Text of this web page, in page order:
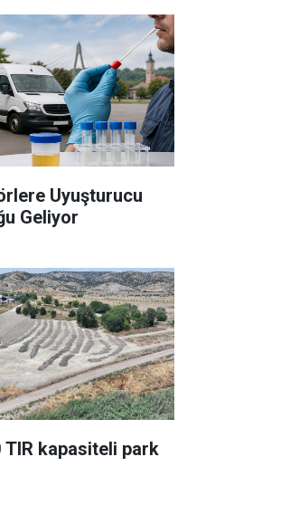
Uyuşturucu
Geliyor
TIR kapasiteli park